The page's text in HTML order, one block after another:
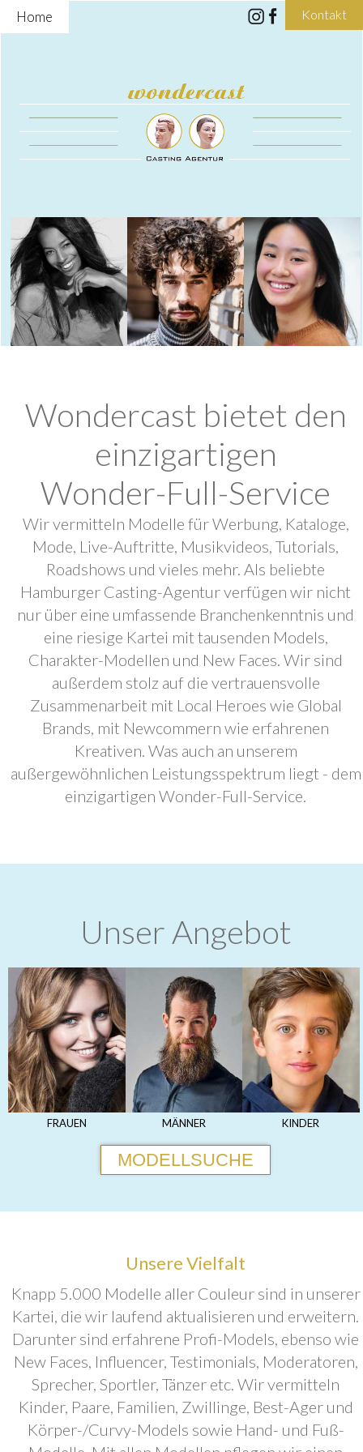
Home Kontakt
Wondercast bietet den
einzigartigen
Wonder-Full-Service
Wir vermitteln Modelle für Werbung, Kataloge,
Mode, Live-Auftritte, Musikvideos, Tutorials,
Roadshows und vieles mehr. Als beliebte
Hamburger Casting-Agentur verfügen wir nicht
nur über eine umfassende Branchenkenntnis und
eine riesige Kartei mit tausenden Models,
Charakter-Modellen und New Faces. Wir sind
außerdem stolz auf die vertrauensvolle
Zusammenarbeit mit Local Heroes wie Global
Brands, mit Newcommern wie erfahrenen
Kreativen. Was auch an unserem
außergewöhnlichen Leistungsspektrum liegt - dem
einzigartigen Wonder-Full-Service.
Unser Angebot
FRAUEN MÄNNER KINDER
MODELLSUCHE
Unsere Vielfalt
Knapp 5.000 Modelle aller Couleur sind in unserer
Kartei, die wir laufend aktualisieren und erweitern.
Darunter sind erfahrene Profi-Models, ebenso wie
New Faces, Influencer, Testimonials, Moderatoren,
Sprecher, Sportler, Tänzer etc. Wir vermitteln
Kinder, Paare, Familien, Zwillinge, Best-Ager und
Körper-/Curvy-Models sowie Hand- und Fuß-